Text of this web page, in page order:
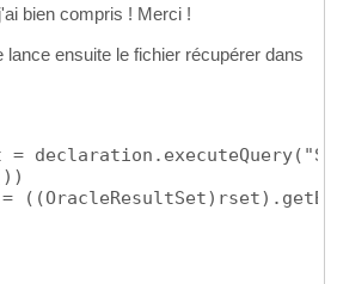
aiff
aiff
bien compris ! Merci !
ensuite le fichier récupérer dans